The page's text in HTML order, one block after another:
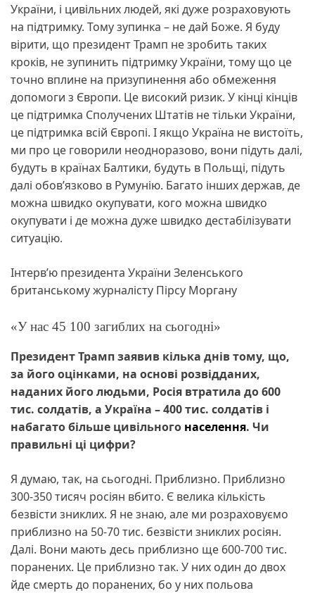
України, і цивільних людей, які дуже розраховують
на підтримку. Тому зупинка – не дай Боже. Я буду
вірити, що президент Трамп не зробить таких
кроків, не зупинить підтримку України, тому що це
точно вплине на призупинення або обмеження
допомоги з Європи. Це високий ризик. У кінці кінців
це підтримка Сполучених Штатів не тільки України,
це підтримка всій Європі. І якщо Україна не вистоїть,
ми про це говорили неодноразово, вони підуть далі,
будуть в країнах Балтики, будуть в Польщі, підуть
далі обов’язково в Румунію. Багато інших держав, де
можна швидко окупувати, кого можна швидко
окупувати і де можна дуже швидко дестабілізувати
ситуацію.
Інтерв’ю президента України Зеленського
британському журналісту Пірсу Моргану
«У нас 45 100 загиблих на сьогодні»
Президент Трамп заявив кілька днів тому, що,
за його оцінками, на основі розвідданих,
наданих його людьми, Росія втратила до 600
тис. солдатів, а Україна – 400 тис. солдатів і
набагато більше цивільного населення. Чи
правильні ці цифри?
Я думаю, так, на сьогодні. Приблизно. Приблизно
300-350 тисяч росіян вбито. Є велика кількість
безвісти зниклих. Я не знаю, але ми розраховуємо
приблизно на 50-70 тис. безвісти зниклих росіян.
Далі. Вони мають десь приблизно ще 600-700 тис.
поранених. Це приблизно так. У них один до двох
йде смерть до поранених, бо у них польова